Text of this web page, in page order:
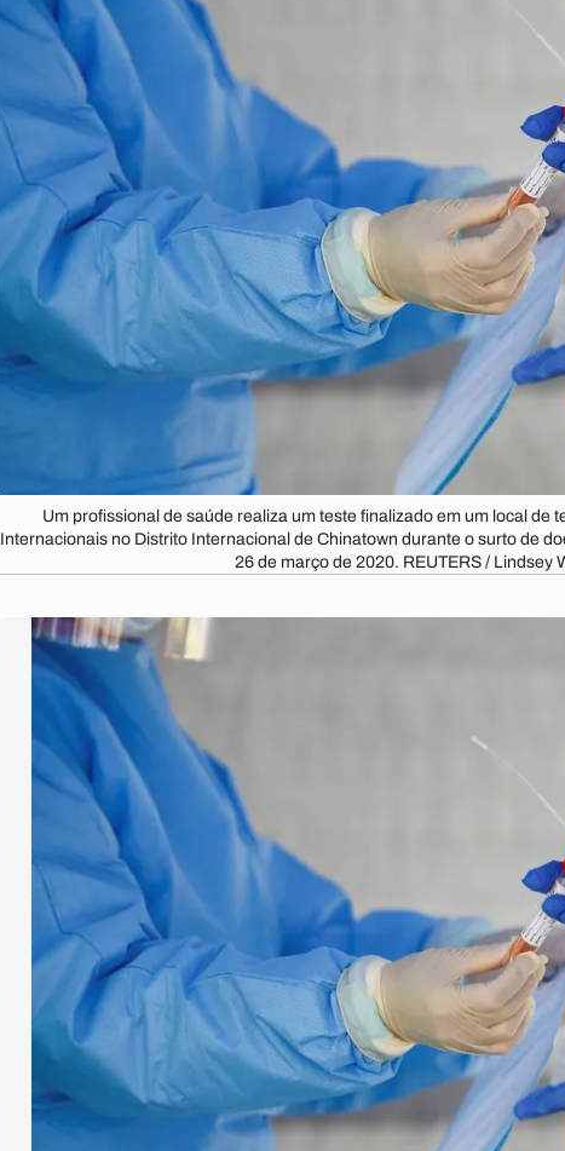
Um profissional de saúde realiza um teste finalizado em um local
Internacionais no Distrito Internacional de Chinatown durante o surto de
26 de março de 2020. REUTERS / Lindsey